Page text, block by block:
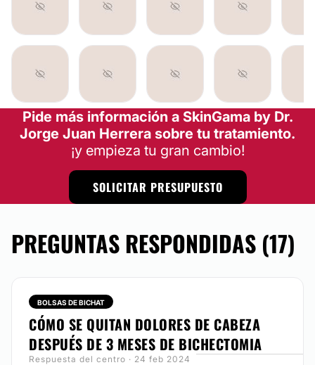
Pide más información a SkinGama by Dr.
Jorge Juan Herrera sobre tu tratamiento.
¡y empieza tu gran cambio!
SOLICITAR PRESUPUESTO
PREGUNTAS RESPONDIDAS (17)
BOLSAS DE BICHAT
CÓMO SE QUITAN DOLORES DE CABEZA
DESPUÉS DE 3 MESES DE BICHECTOMIA
Respuesta del centro · 24 feb 2024